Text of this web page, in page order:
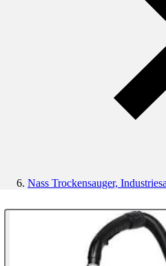
Nass Trockensauger,